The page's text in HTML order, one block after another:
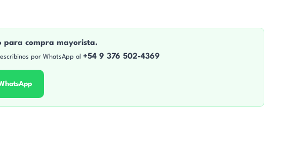
para compra mayorista.
por WhatsApp al +54 9 376 502-4369